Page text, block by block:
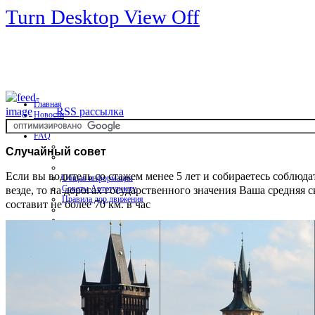
Turn Desktop View Off
Главная
Новости
Форум
FAQ
Общая информация
Советы Автотуристу
Правила дор.движения
Карты и путеводители
Интерактивная карта
Карты платных дорог
RSS рассылка
Случайный совет
Если вы водитель со стажем менее 5 лет и собираетесь
везде, то на дорогах государственного значения Ваша средняя
составит не более 70 км. в час